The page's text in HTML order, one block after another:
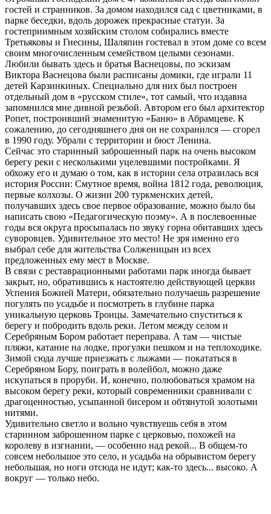
гостей и странников. За домом находился сад с цветниками, в
парке беседки, вдоль дорожек прекрасные статуи. За
гостеприимным хозяйским столом собирались вместе
Третьяковы и Гнесины, Шаляпин гостевал в этом доме со всем
своим многочисленным семейством целыми сезонами.
Любили бывать здесь и братья Васнецовы, по эскизам
Виктора Васнецова были расписаны домики, где играли 11
детей Карзинкиных. Специально для них был построен
отдельный дом в «русском стиле», тот самый, что издавна
запомнился мне дивной резьбой. Автором его был архитектор
Ропет, построивший знаменитую «Баню» в Абрамцеве. К
сожалению, до сегодняшнего дня он не сохранился — сгорел
в 1990 году. Убрали с территории и бюст Ленина.
Сейчас это старинный заброшенный парк на очень высоком
берегу реки с несколькими уцелевшими постройками. Я
обхожу его и думаю о том, как в истории села отразилась вся
история России: Смутное время, война 1812 года, революция,
первые колхозы. О жизни 200 туркменских детей,
получавших здесь свое первое образование, можно было бы
написать свою «Педагогическую поэму». А в послевоенные
годы вся округа просыпалась по звуку горна обитавших здесь
суворовцев. Удивительное это место! Не зря именно его
выбрал себе для жительства Солженицын из всех
предложенных ему мест в Москве.
В связи с реставрационными работами парк иногда бывает
закрыт, но, обратившись к настоятелю действующей церкви
Успения Божией Матери, обязательно получаешь разрешение
погулять по усадьбе и посмотреть в глубине парка
уникальную церковь Троицы. Замечательно спуститься к
берегу и побродить вдоль реки. Летом между селом и
Серебряным Бором работает переправа. А там — чистые
пляжи, катание на лодке, прогулки пешком и на теплоходике.
Зимой сюда лучше приезжать с лыжами — покататься в
Серебряном Бору, поиграть в волейбол, можно даже
искупаться в проруби. И, конечно, полюбоваться храмом на
высоком берегу реки, который современники сравнивали с
драгоценностью, усыпанной бисером и обтянутой золотыми
нитями.
Удивительно светло и вольно чувствуешь себя в этом
старинном заброшенном парке с церковью, похожей на
королеву в изгнании, — особенно над рекой... В общем-то
совсем небольшое это село, и усадьба на обрывистом берегу
небольшая, но ноги отсюда не идут; как-то здесь... высоко. А
вокруг — только небо.